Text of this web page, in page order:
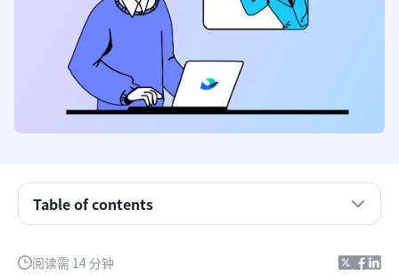
阅读需 14 分钟
Table of contents
会议记录转录服务是什么？